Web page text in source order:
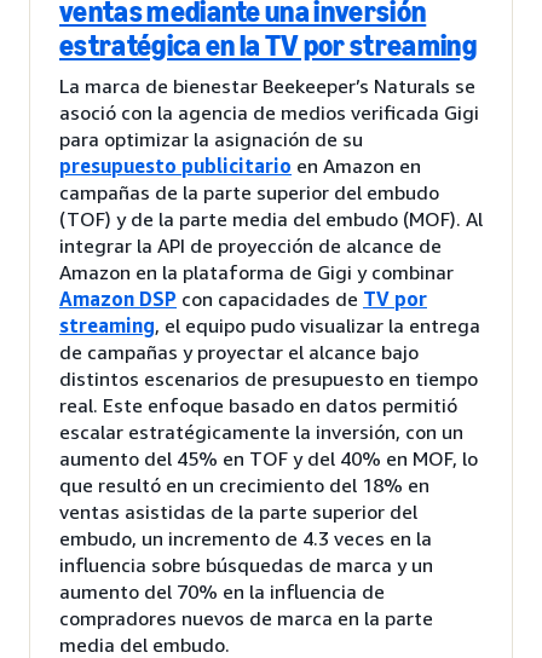
ventas mediante una inversión
estratégica en la TV por streaming
La marca de bienestar Beekeeper’s Naturals se
asoció con la agencia de medios verificada Gigi
para optimizar la asignación de su
presupuesto publicitario en Amazon en
campañas de la parte superior del embudo
(TOF) y de la parte media del embudo (MOF). Al
integrar la API de proyección de alcance de
Amazon en la plataforma de Gigi y combinar
Amazon DSP con capacidades de TV por
streaming, el equipo pudo visualizar la entrega
de campañas y proyectar el alcance bajo
distintos escenarios de presupuesto en tiempo
real. Este enfoque basado en datos permitió
escalar estratégicamente la inversión, con un
aumento del 45% en TOF y del 40% en MOF, lo
que resultó en un crecimiento del 18% en
ventas asistidas de la parte superior del
embudo, un incremento de 4.3 veces en la
influencia sobre búsquedas de marca y un
aumento del 70% en la influencia de
compradores nuevos de marca en la parte
media del embudo.